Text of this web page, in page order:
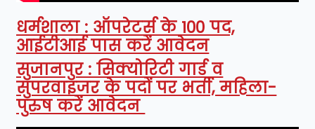
धर्मशाला : ऑपरेटर्स के 100 पद,
आईटीआई पास करें आवेदन
सुजानपुर : सिक्योरिटी गार्ड व
सुपरवाइजर के पदों पर भर्ती, महिला-
पुरुष करें आवेदन